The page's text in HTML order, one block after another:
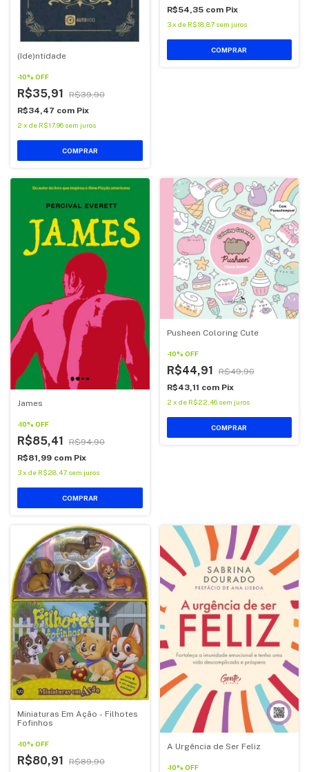
(Ide)ntidade
-10% OFF
R$35,91
R$39,90
R$34,47 com Pix
2 x de R$17,96 sem juros
COMPRAR
R$54,35 com Pix
3 x de R$18,87 sem juros
COMPRAR
James
-10% OFF
R$85,41
R$94,90
R$81,99 com Pix
3x de R$28,47 sem juros
Pusheen Coloring Cute
-10% OFF
R$44,91
R$49,90
R$43,11 com Pix
2 x de R$22,46 sem juros
COMPRAR
Miniaturas Em Ação - Filhotes
Fofinhos
-10% OFF
R$80,91
R$89,90
A Urgência de Ser Feliz
-10% OFF